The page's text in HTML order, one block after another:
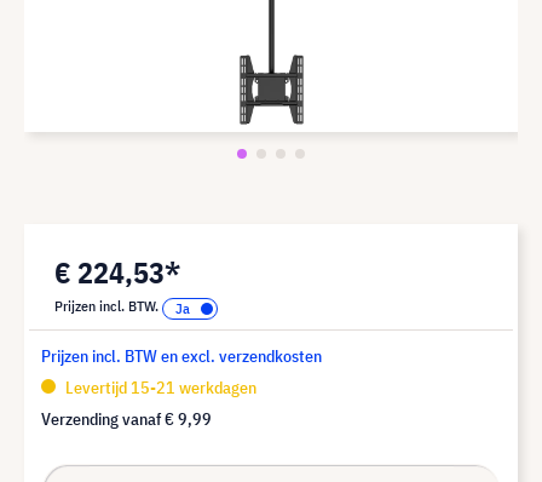
€ 224,53*
Prijzen incl. BTW.
Prijzen incl. BTW en excl. verzendkosten
Levertijd 15-21 werkdagen
Verzending vanaf€ 9,99